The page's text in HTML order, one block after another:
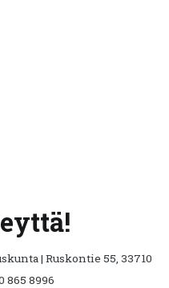
| Ruskontie 55, 33710
865 8996